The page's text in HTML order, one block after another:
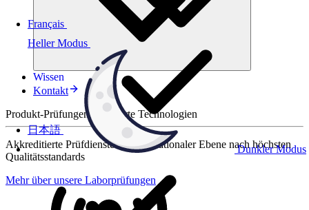
Heller Modus
Dunkler Modus
Français
日本語
Wissen
Kontakt
Produkt-Prüfungen für smarte Technologien
Akkreditierte Prüfdienste auf internationaler Ebene nach höchsten
Qualitätsstandards
Mehr über unsere Laborprüfungen